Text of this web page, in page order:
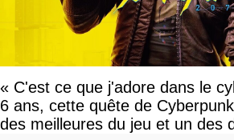
« C'est ce que j'adore dans le
6 ans, cette quête de
des meilleures du jeu et un des